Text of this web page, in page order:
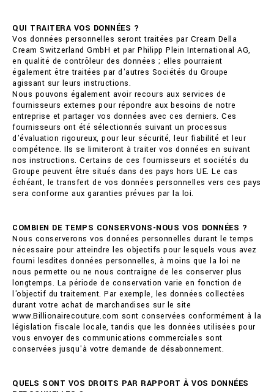
QUI TRAITERA VOS DONNÉES ?
Vos données personnelles seront traitées par Cream Della
Cream Switzerland GmbH et par Philipp Plein International AG,
en qualité de contrôleur des données ; elles pourraient
également être traitées par d'autres Sociétés du Groupe
agissant sur leurs instructions.
Nous pouvons également avoir recours aux services de
fournisseurs externes pour répondre aux besoins de notre
entreprise et partager vos données avec ces derniers. Ces
fournisseurs ont été sélectionnés suivant un processus
d'évaluation rigoureux, pour leur sécurité, leur fiabilité et leur
compétence. Ils se limiteront à traiter vos données en suivant
nos instructions. Certains de ces fournisseurs et sociétés du
Groupe peuvent être situés dans des pays hors UE. Le cas
échéant, le transfert de vos données personnelles vers ces pays
sera conforme aux garanties prévues par la loi.
COMBIEN DE TEMPS CONSERVONS-NOUS VOS DONNÉES ?
Nous conserverons vos données personnelles durant le temps
nécessaire pour atteindre les objectifs pour lesquels vous avez
fourni lesdites données personnelles, à moins que la loi ne
nous permette ou ne nous contraigne de les conserver plus
longtemps. La période de conservation varie en fonction de
l'objectif du traitement. Par exemple, les données collectées
durant votre achat de marchandises sur le site
www.Billionairecouture.com sont conservées conformément à la
législation fiscale locale, tandis que les données utilisées pour
vous envoyer des communications commerciales sont
conservées jusqu'à votre demande de désabonnement.
QUELS SONT VOS DROITS PAR RAPPORT À VOS DONNÉES